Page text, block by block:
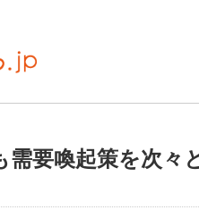
要喚起策を次々